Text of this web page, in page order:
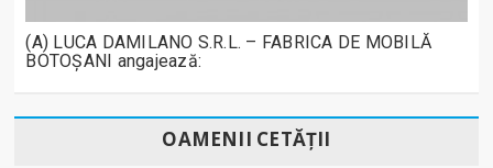
(A) LUCA DAMILANO S.R.L. – FABRICA DE MOBILĂ
BOTOȘANI angajează:
OAMENII CETĂȚII